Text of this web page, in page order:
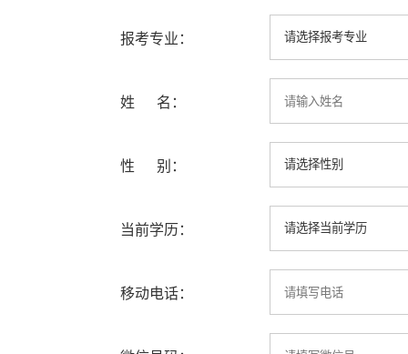
报考专业：
姓 名：
性 别：
当前学历：
移动电话：